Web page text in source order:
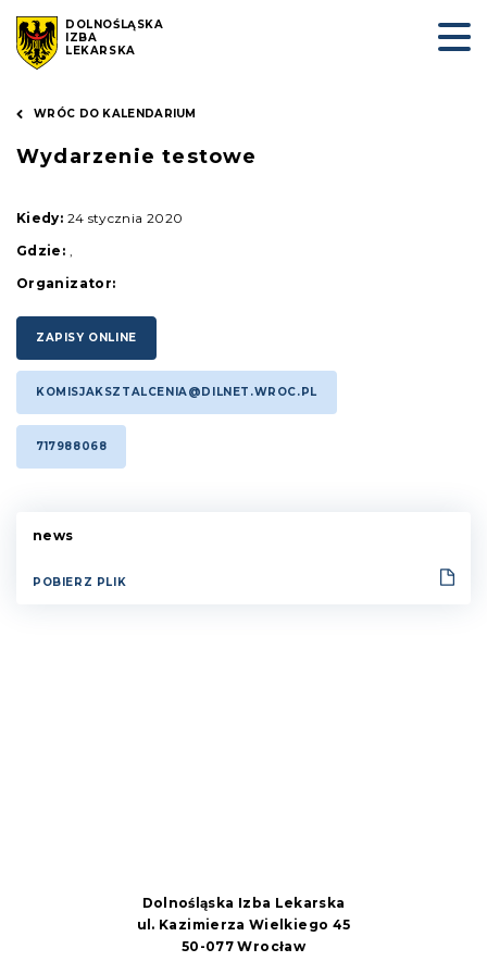
DOLNOŚLĄSKA
IZBA
LEKARSKA
WRÓC DO KALENDARIUM
Wydarzenie testowe
Kiedy: 24 stycznia 2020
Gdzie: ,
Organizator:
ZAPISY ONLINE
KOMISJAKSZTALCENIA@DILNET.WROC.PL
717988068
news
POBIERZ PLIK
Dolnośląska Izba Lekarska
ul. Kazimierza Wielkiego 45
50-077 Wrocław